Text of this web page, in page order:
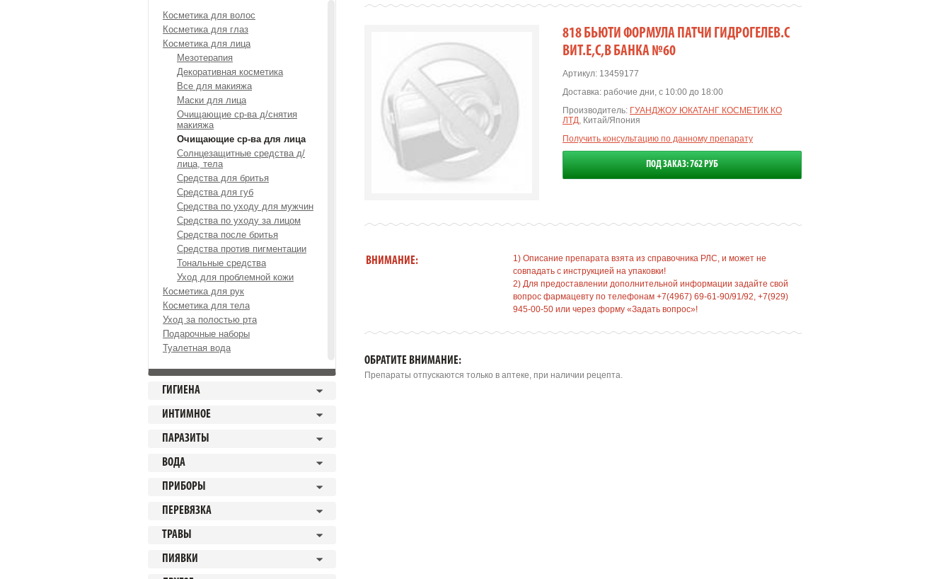
Косметика для волос
Косметика для глаз
Косметика для лица
Мезотерапия
Декоративная косметика
Все для макияжа
Маски для лица
Очищающие ср-ва д/снятия
макияжа
Очищающие ср-ва для лица
Солнцезащитные средства д/
лица, тела
Средства для бритья
Средства для губ
Средства по уходу для мужчин
Средства по уходу за лицом
Средства после бритья
Средства против пигментации
Тональные средства
Уход для проблемной кожи
Косметика для рук
Косметика для тела
Уход за полостью рта
Подарочные наборы
Туалетная вода
ГИГИЕНА
ИНТИМНОЕ
ПАРАЗИТЫ
ВОДА
ПРИБОРЫ
ПЕРЕВЯЗКА
ТРАВЫ
ПИЯВКИ
818 БЬЮТИ ФОРМУЛА ПАТЧИ ГИДРОГЕЛЕВ.С
ВИТ.Е,С,В БАНКА №60
Артикул: 13459177
Доставка: рабочие дни, с 10:00 до 18:00
Производитель: ГУАНДЖОУ ЮКАТАНГ КОСМЕТИК КО
ЛТД, Китай/Япония
Получить консультацию по данному препарату
ПОД ЗАКАЗ: 762 РУБ
ВНИМАНИЕ:
1) Описание препарата взята из справочника РЛС, и может не
совпадать с инструкцией на упаковки!
2) Для предоставлении дополнительной информации задайте свой
вопрос фармацевту по телефонам +7(4967) 69-61-90/91/92, +7(929)
945-00-50 или через форму «Задать вопрос»!
ОБРАТИТЕ ВНИМАНИЕ:
Препараты отпускаются только в аптеке, при наличии рецепта.